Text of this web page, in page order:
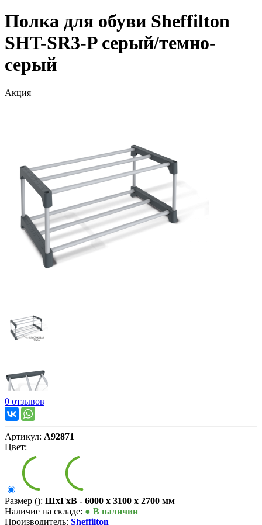
Полка для обуви Sheffilton
SHT-SR3-P серый/темно-
серый
Акция
0 отзывов
Артикул: А92871
Цвет:
Размер (): ШxГxВ - 6000 x 3100 x 2700 мм
Наличие на складе: ● В наличии
Производитель: Sheffilton